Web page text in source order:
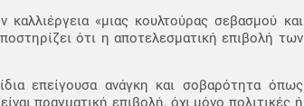
«μιας κουλτούρας σεβασμού και
ότι η αποτελεσματική επιβολή των
επείγουσα ανάγκη και σοβαρότητα όπως
πραγματική επιβολή, όχι μόνο πολιτικές ή